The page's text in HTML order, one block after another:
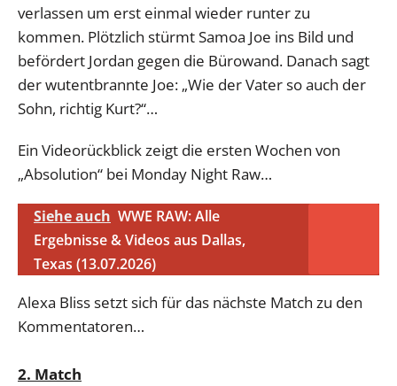
verlassen um erst einmal wieder runter zu
kommen. Plötzlich stürmt Samoa Joe ins Bild und
befördert Jordan gegen die Bürowand. Danach sagt
der wutentbrannte Joe: „Wie der Vater so auch der
Sohn, richtig Kurt?“…
Ein Videorückblick zeigt die ersten Wochen von
„Absolution“ bei Monday Night Raw…
Siehe auch WWE RAW: Alle
Ergebnisse & Videos aus Dallas,
Texas (13.07.2026)
Alexa Bliss setzt sich für das nächste Match zu den
Kommentatoren…
2. Match